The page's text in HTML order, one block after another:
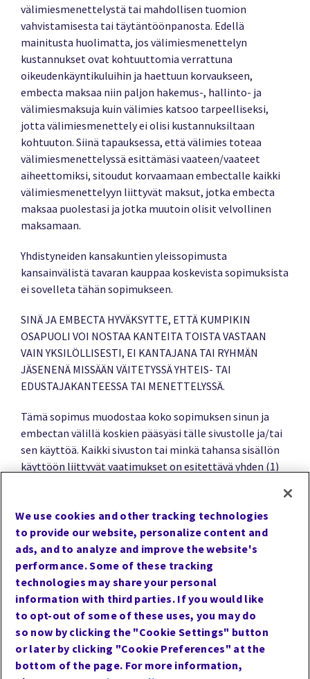
välimiesmenettelystä tai mahdollisen tuomion
vahvistamisesta tai täytäntöönpanosta. Edellä
mainitusta huolimatta, jos välimiesmenettelyn
kustannukset ovat kohtuuttomia verrattuna
oikeudenkäyntikuluihin ja haettuun korvaukseen,
embecta maksaa niin paljon hakemus-, hallinto- ja
välimiesmaksuja kuin välimies katsoo tarpeelliseksi,
jotta välimiesmenettely ei olisi kustannuksiltaan
kohtuuton. Siinä tapauksessa, että välimies toteaa
välimiesmenettelyssä esittämäsi vaateen/vaateet
aiheettomiksi, sitoudut korvaamaan embectalle kaikki
välimiesmenettelyyn liittyvät maksut, jotka embecta
maksaa puolestasi ja jotka muutoin olisit velvollinen
maksamaan.
Yhdistyneiden kansakuntien yleissopimusta
kansainvälistä tavaran kauppaa koskevista sopimuksista
ei sovelleta tähän sopimukseen.
SINÄ JA EMBECTA HYVÄKSYTTE, ETTÄ KUMPIKIN
OSAPUOLI VOI NOSTAA KANTEITA TOISTA VASTAAN
VAIN YKSILÖLLISESTI, EI KANTAJANA TAI RYHMÄN
JÄSENENÄ MISSÄÄN VÄITETYSSÄ YHTEIS- TAI
EDUSTAJAKANTEESSA TAI MENETTELYSSÄ.
Tämä sopimus muodostaa koko sopimuksen sinun ja
embectan välillä koskien pääsyäsi tälle sivustolle ja/tai
sen käyttöä. Kaikki sivuston tai minkä tahansa sisällön
käyttöön liittyvät vaatimukset on esitettävä yhden (1)
tämän sopimuksen ehdot, jotka koskevat
vahingonkorvauksia, vastuuvapauslausekkeita tai
takuita, vastuun rajoittamista ja omistusoikeuksia,
pysyvät voimassa tämän sopimuksen mistä tahansa
syystä tapahtuvan irtisanomisen jälkeen. Jos jokin
tämän sopimuksen ehdoista on pätemätön tai
täytäntöönpanokelvoton, muut ehdot pysyvät täysin
voimassa, ja pätemätön tai täytäntöönpanokelvoton
ehto katsotaan korvatuksi pätevällä
täytäntöönpanokelpoisella ehdolla, joka vastaa
We use cookies and other tracking technologies
to provide our website, personalize content and
ads, and to analyze and improve the website's
performance. Some of these tracking
technologies may share your personal
information with third parties. If you would like
to opt-out of some of these uses, you may do
so now by clicking the "Cookie Settings" button
or later by clicking "Cookie Preferences" at the
bottom of the page. For more information,